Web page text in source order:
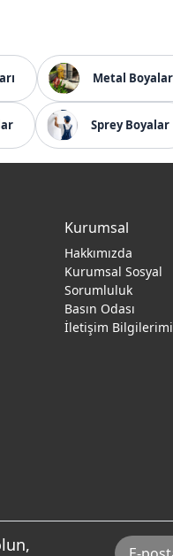
Metal
Sprey Boyalar
Kurumsal
Hakkımızda
Kurumsal Sosyal
Sorumluluk
Basın Odası
İletişim